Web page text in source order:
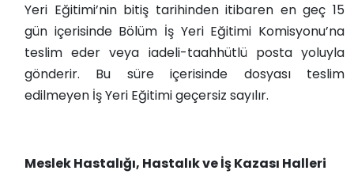
Yeri Eğitimi’nin bitiş tarihinden itibaren en geç 15
gün içerisinde Bölüm İş Yeri Eğitimi Komisyonu’na
teslim eder veya iadeli-taahhütlü posta yoluyla
gönderir. Bu süre içerisinde dosyası teslim
edilmeyen İş Yeri Eğitimi geçersiz sayılır.
Meslek Hastalığı, Hastalık ve İş Kazası Halleri